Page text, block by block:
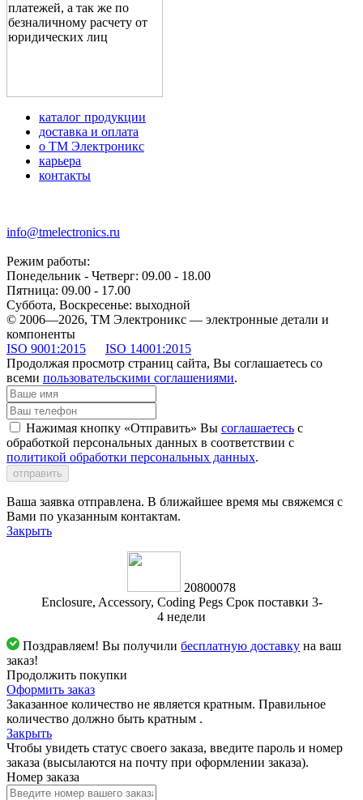
каталог продукции
доставка и оплата
о ТМ Электроникс
карьера
контакты
info@tmelectronics.ru
Режим работы:
Понедельник - Четверг: 09.00 - 18.00
Пятница: 09.00 - 17.00
Суббота, Воскресенье: выходной
© 2006—2026, ТМ Электроникс — электронные детали и
компоненты
ISO 9001:2015
ISO 14001:2015
Продолжая просмотр страниц сайта, Вы соглашаетесь со
всеми пользовательскими соглашениями.
Нажимая кнопку «Отправить» Вы соглашаетесь с
обработкой персональных данных в соответствии с
политикой обработки персональных данных.
отправить
Ваша заявка отправлена. В ближайшее время мы свяжемся с
Вами по указанным контактам.
Закрыть
20800078
Enclosure, Accessory, Coding Pegs Срок поставки 3-
4 недели
Поздравляем! Вы получилибесплатную доставку на ваш
заказ!
Продолжить покупки
Оформить заказ
Заказанное количество не является кратным. Правильное
количество должно быть кратным .
Закрыть
Чтобы увидеть статус своего заказа, введите пароль и номер
заказа (высылаются на почту при оформлении заказа).
Номер заказа